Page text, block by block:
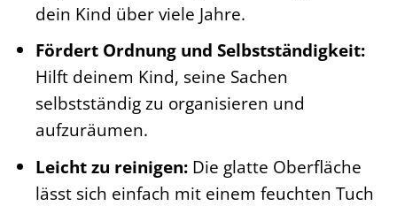
dein Kind über viele Jahre.
Fördert Ordnung und Selbstständigkeit:
Hilft deinem Kind, seine Sachen
selbstständig zu organisieren und
aufzuräumen.
Leicht zu reinigen:Die glatte Oberfläche
lässt sich einfach mit einem feuchten Tuch